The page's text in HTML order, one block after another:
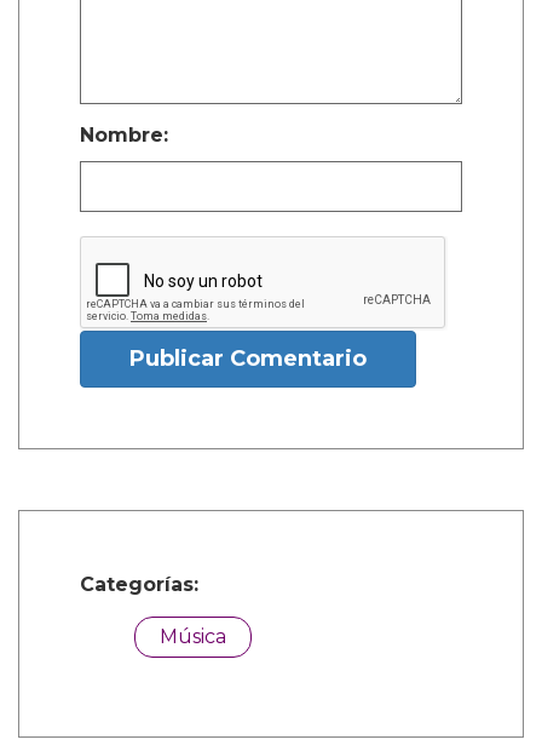
Nombre:
Publicar Comentario
Categorías:
Música